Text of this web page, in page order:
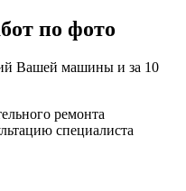
по фото
Вашей машины и за 10
ремонта
специалиста